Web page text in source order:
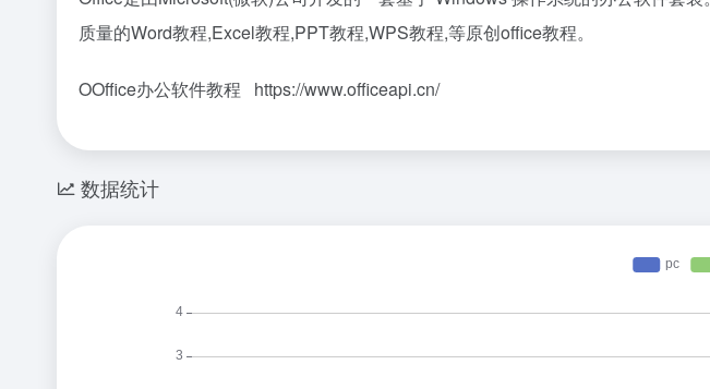
质量的Word教程,Excel教程,PPT教程,WPS教程,等原创office教程。
OOffice办公软件教程 https://www.officeapi.cn/
数据统计